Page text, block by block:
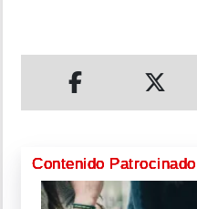
Contenido Patrocinado